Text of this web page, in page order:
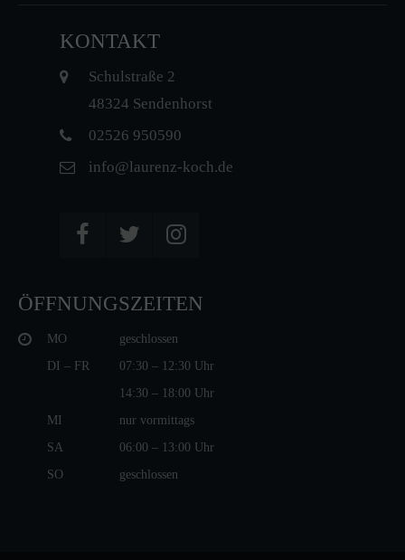
KONTAKT
Schulstraße 2
48324 Sendenhorst
02526 950590
info@laurenz-koch.de
ÖFFNUNGSZEITEN
MO
geschlossen
DI – FR
07:30 – 12:30 Uhr
14:30 – 18:00 Uhr
MI
nur vormittags
SA
06:00 – 13:00 Uhr
SO
geschlossen